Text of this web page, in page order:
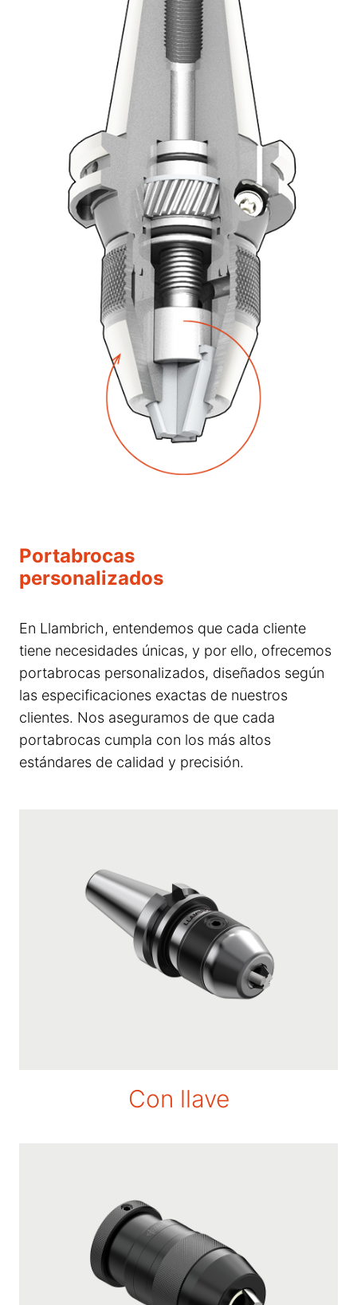
Portabrocas
personalizados
En Llambrich, entendemos que cada cliente
tiene necesidades únicas, y por ello, ofrecemos
portabrocas personalizados, diseñados según
las especificaciones exactas de nuestros
clientes. Nos aseguramos de que cada
portabrocas cumpla con los más altos
estándares de calidad y precisión.
Con llave